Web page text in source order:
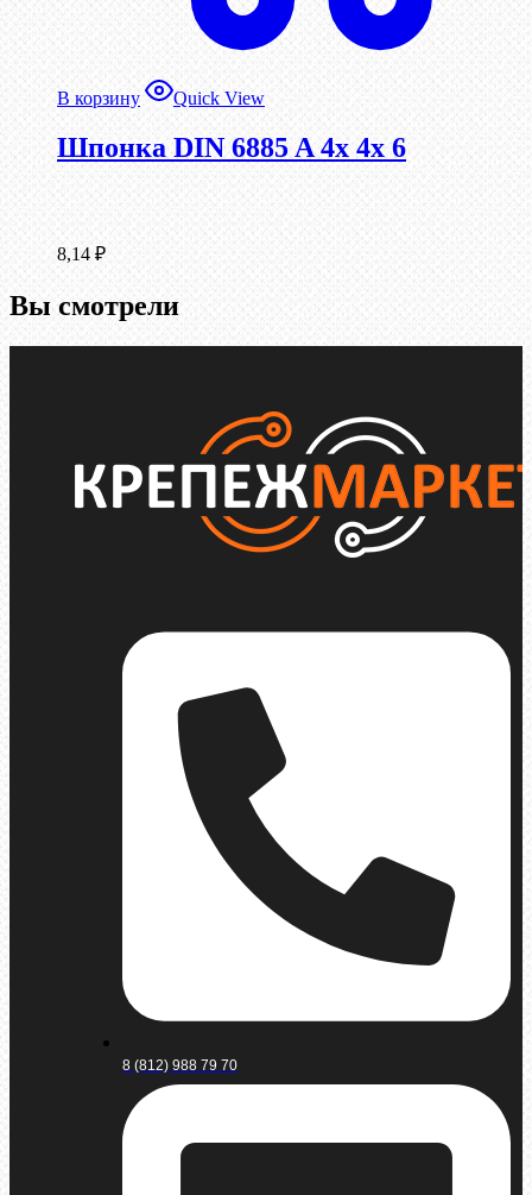
В корзину Quick View
Шпонка DIN 6885 A 4x 4x 6
8,14 ₽
Вы смотрели
8 (812) 988 79 70